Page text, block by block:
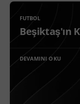
FUTBOL
Beşiktaş'ın
DEVAMINI OKU